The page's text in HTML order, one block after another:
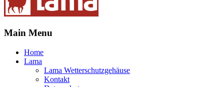
Main Menu
Home
Lama
Lama Wetterschutzgehäuse
Kontakt